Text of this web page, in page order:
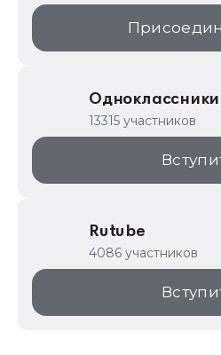
Одноклассники
13315 участников
Rutube
4086 участников